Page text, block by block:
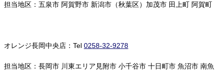
担当地区：五泉市 阿賀野市 新潟市（秋葉区）加茂市 田上町 阿賀町
オレンジ長岡中央店：Tel 0258-32-9278
担当地区：長岡市 川東エリア見附市 小千谷市 十日町市 魚沼市 南魚